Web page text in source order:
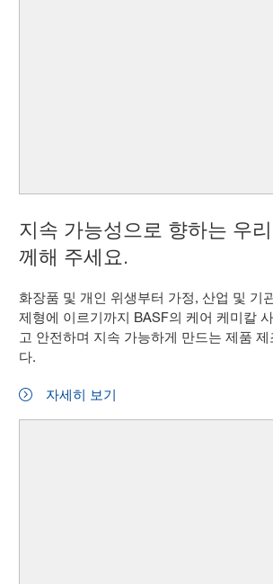
지속 가능성으로 향하는 우
께해 주세요.
화장품 및 개인 위생부터 가정, 산업 및 기
제형에 이르기까지 BASF의 케어 케미칼
고 안전하며 지속 가능하게 만드는 제품
다.
자세히 보기